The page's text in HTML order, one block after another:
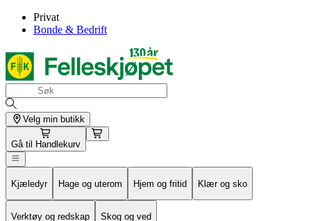
Privat
Bonde & Bedrift
Velg min butikk
Gå til Handlekurv
Kjæledyr Hage og uterom Hjem og fritid Klær og sko
Verktøy og redskap Skog og ved